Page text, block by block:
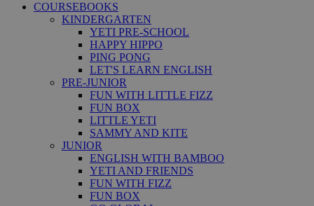
COURSEBOOKS
KINDERGARTEN
YETI PRE-SCHOOL
HAPPY HIPPO
PING PONG
LET'S LEARN ENGLISH
PRE-JUNIOR
FUN WITH LITTLE FIZZ
FUN BOX
LITTLE YETI
SAMMY AND KITE
JUNIOR
ENGLISH WITH BAMBOO
YETI AND FRIENDS
FUN WITH FIZZ
FUN BOX